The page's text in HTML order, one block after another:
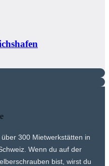
300 Mietwerkstätten in
Wenn du auf der
bist, wirst du